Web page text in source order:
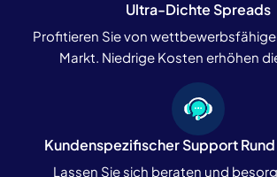
Ultra-Dichte Spreads
Profitieren Sie von
Markt. Niedrige Kosten erhöhen
Kundenspezifischer Support Rund
Lassen Sie sich beraten und